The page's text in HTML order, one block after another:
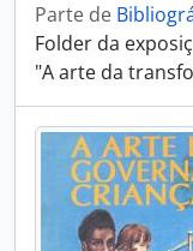
Parte de
Folder da
"A arte da